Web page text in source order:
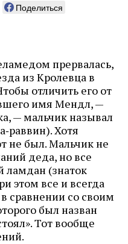
Поделиться
прервалась,
из Кролевца в
отличить его от
имя Мендл, —
— мальчик называл
Хотя
не был. Мальчик не
деда, но все
ламдан (знаток
этом все и всегда
сравнении со своим
был назван
Тот вообще